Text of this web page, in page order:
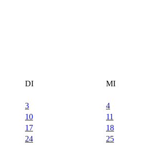
DI MI
3 4
10 11
17 18
24 25